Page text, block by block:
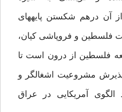
آن درهم شكستن پايه‏هاى
فلسطين و فروپاشى كيان،
فلسطين از درون است تا
مشروعيت اشغالگر و
الگوى آمريكايى در عراق